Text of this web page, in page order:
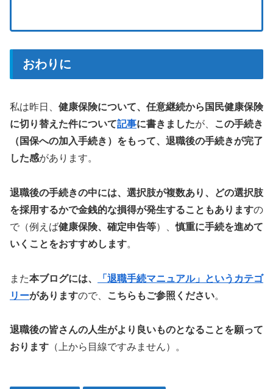
おわりに
私は昨日、 健康保険について、任意継続から国民健康保険
に切り替えた件について記事に書きましたが、
この手続き
（国保への加入手続き）をもって、退職後の手続きが完了
した感があります。
退職後の手続きの中には、選択肢が複数あり、どの選択肢
を採用するかで金銭的な損得が発生することもありますの
で（例えば健康保険、確定申告等）、慎重に手続を進めて
いくことをおすすめします。
また本ブログには、
「退職手続マニュアル」というカテゴ
リーがありますので、 こちらもご参照ください。
退職後の皆さんの人生がより良いものとなることを願って
おります （上から目線ですみません）。